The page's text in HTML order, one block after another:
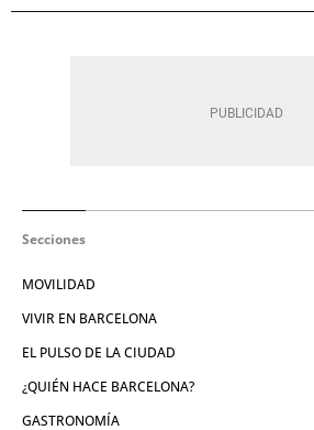
Secciones
MOVILIDAD
VIVIR EN BARCELONA
EL PULSO DE LA CIUDAD
¿QUIÉN HACE BARCELONA?
GASTRONOMÍA